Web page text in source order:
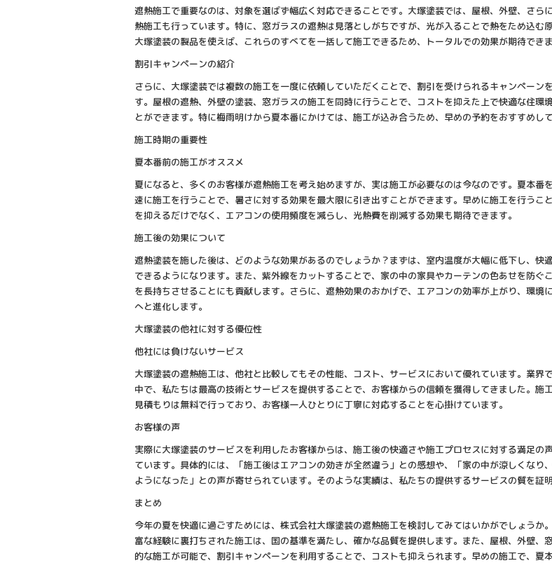
遮熱施工で重要なのは、対象を選ばず幅広く対応できることです。大塚塗装では、屋根、外壁、さら
熱施工も行っています。特に、窓ガラスの遮熱は見落としがちですが、光が入ることで熱をため込む
大塚塗装の製品を使えば、これらのすべてを一括して施工できるため、トータルでの効果が期待できま
割引キャンペーンの紹介
さらに、大塚塗装では複数の施工を一度に依頼していただくことで、割引を受けられるキャンペーン
す。屋根の遮熱、外壁の塗装、窓ガラスの施工を同時に行うことで、コストを抑えた上で快適な住環
とができます。特に梅雨明けから夏本番にかけては、施工が込み合うため、早めの予約をおすすめして
施工時期の重要性
夏本番前の施工がオススメ
夏になると、多くのお客様が遮熱施工を考え始めますが、実は施工が必要なのは今なのです。夏本番
速に施工を行うことで、暑さに対する効果を最大限に引き出すことができます。早めに施工を行うこ
を抑えるだけでなく、エアコンの使用頻度を減らし、光熱費を削減する効果も期待できます。
施工後の効果について
遮熱塗装を施した後は、どのような効果があるのでしょうか？まずは、室内温度が大幅に低下し、快
できるようになります。また、紫外線をカットすることで、家の中の家具やカーテンの色あせを防ぐ
を長持ちさせることにも貢献します。さらに、遮熱効果のおかげで、エアコンの効率が上がり、環境
へと進化します。
大塚塗装の他社に対する優位性
他社には負けないサービス
大塚塗装の遮熱施工は、他社と比較してもその性能、コスト、サービスにおいて優れています。業界
中で、私たちは最高の技術とサービスを提供することで、お客様からの信頼を獲得してきました。施
見積もりは無料で行っており、お客様一人ひとりに丁寧に対応することを心掛けています。
お客様の声
実際に大塚塗装のサービスを利用したお客様からは、施工後の快適さや施工プロセスに対する満足の
ています。具体的には、「施工後はエアコンの効きが全然違う」との感想や、「家の中が涼しくなり
ようになった」との声が寄せられています。そのような実績は、私たちの提供するサービスの質を証
まとめ
今年の夏を快適に過ごすためには、株式会社大塚塗装の遮熱施工を検討してみてはいかがでしょうか
富な経験に裏打ちされた施工は、国の基準を満たし、確かな品質を提供します。また、屋根、外壁、
的な施工が可能で、割引キャンペーンを利用することで、コストも抑えられます。早めの施工で、夏